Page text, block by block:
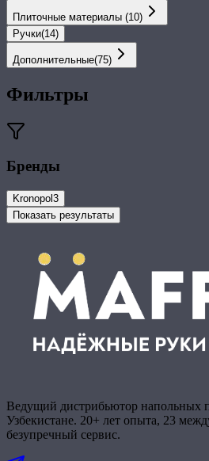
Плиточные материалы (10)
Ручки(14)
Дополнительные(75)
Фильтры
Бренды
Kronopol 3
Показать результаты
Ведущий дистрибьютор напольных
Узбекистане. 20+ лет опыта, 23
безупречный сервис.